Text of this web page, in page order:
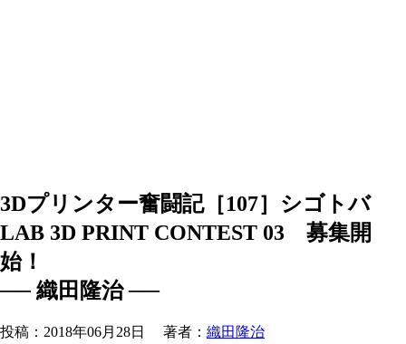
3Dプリンター奮闘記［107］シゴトバ
LAB 3D PRINT CONTEST 03 募集開
始！
── 織田隆治 ──
投稿： 2018年06月28日 著者： 織田隆治